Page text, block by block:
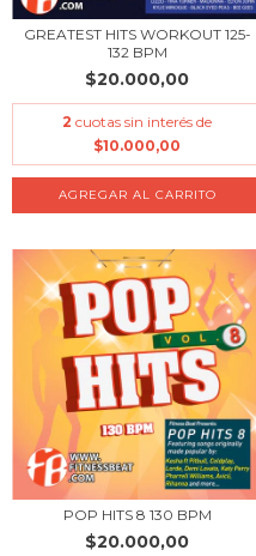
GREATEST HITS WORKOUT 125-
132 BPM
$20.000,00
2 cuotas sin interés de
$10.000,00
POP HITS 8 130 BPM
$20.000,00